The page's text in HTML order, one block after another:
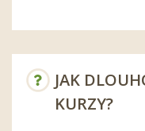
JAK
KURZY?